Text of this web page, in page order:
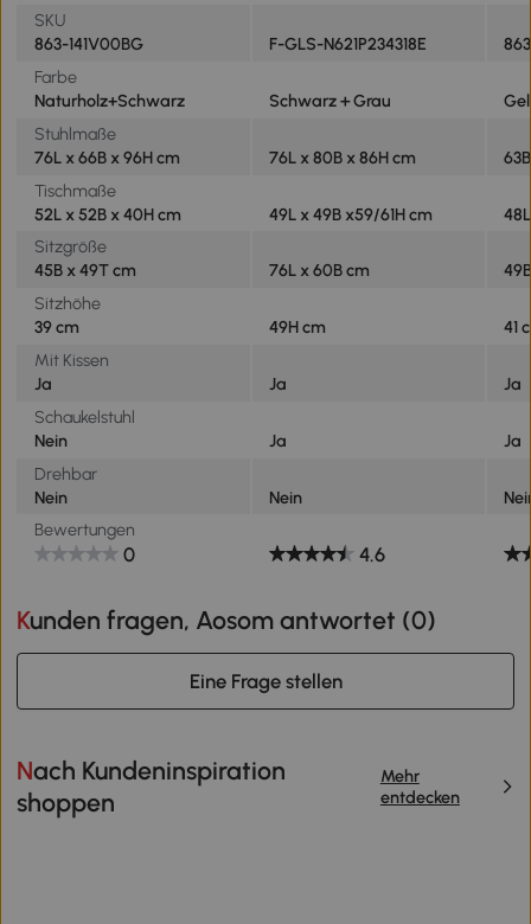
SKU
863-141V00BG
F-GLS-N621P234318E
Farbe
Naturholz+Schwarz
Schwarz＋Grau
Stuhlmaße
76L x 66B x 96H cm
76L x 80B x 86H cm
Tischmaße
52L x 52B x 40H cm
49L x 49B x59/61H cm
Sitzgröße
45B x 49T cm
76L x 60B cm
Sitzhöhe
39 cm
49H cm
41
Mit Kissen
Ja
Ja
Ja
Schaukelstuhl
Nein
Ja
Ja
Drehbar
Nein
Nein
Bewertungen
0 4.6
Kunden fragen, Aosom antwortet (0)
Eine Frage stellen
Nach Kundeninspiration
shoppen
Mehr
entdecken